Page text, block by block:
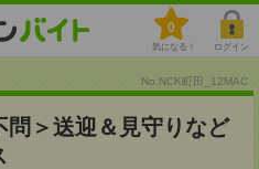
0
気になる！ ログイン
No.NCK町田_12MAC
問＞送迎＆見守りなど